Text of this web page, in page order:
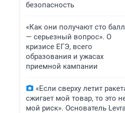
безопасность
«Как они получают сто
— серьезный вопрос». О
кризисе ЕГЭ, всего
образования и ужасах
приемной кампании
«Если сверху летит
сжигает мой товар, то это
мой риск». Основатель